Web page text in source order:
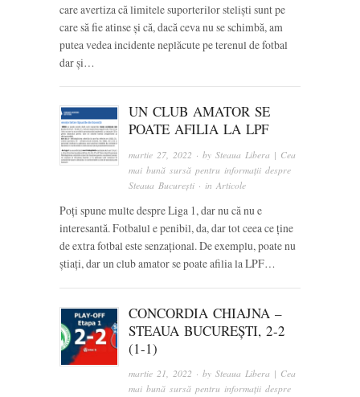
care avertiza că limitele suporterilor steliști sunt pe
care să fie atinse și că, dacă ceva nu se schimbă, am
putea vedea incidente neplăcute pe terenul de fotbal
dar și…
UN CLUB AMATOR SE
POATE AFILIA LA LPF
martie 27, 2022 · bySteaua Libera | Cea
mai bună sursă pentru informații despre
Steaua București · inArticole
Poți spune multe despre Liga 1, dar nu că nu e
interesantă. Fotbalul e penibil, da, dar tot ceea ce ține
de extra fotbal este senzațional. De exemplu, poate nu
știați, dar un club amator se poate afilia la LPF…
CONCORDIA CHIAJNA –
STEAUA BUCUREȘTI, 2-2
(1-1)
martie 21, 2022 · bySteaua Libera | Cea
mai bună sursă pentru informații despre